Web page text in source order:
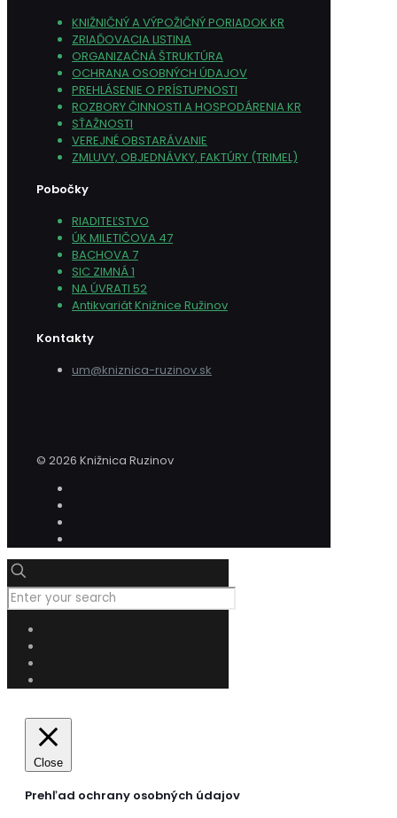
KNIŽNIČNÝ A VÝPOŽIČNÝ PORIADOK KR
ZRIAĎOVACIA LISTINA
ORGANIZAČNÁ ŠTRUKTÚRA
OCHRANA OSOBNÝCH ÚDAJOV
PREHLÁSENIE O PRÍSTUPNOSTI
ROZBORY ČINNOSTI A HOSPODÁRENIA KR
SŤAŽNOSTI
VEREJNÉ OBSTARÁVANIE
ZMLUVY, OBJEDNÁVKY, FAKTÚRY (TRIMEL)
Pobočky
RIADITEĽSTVO
ÚK MILETIČOVA 47
BACHOVA 7
SIC ZIMNÁ 1
NA ÚVRATI 52
Antikvariát Knižnice Ružinov
Kontakty
um@kniznica-ruzinov.sk
© 2026 Knižnica Ruzinov
Close
Prehľad ochrany osobných údajov